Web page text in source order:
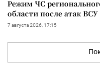
Режим ЧС
области после атак ВСУ
7 августа 2026, 17:15